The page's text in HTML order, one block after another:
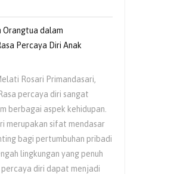
Orangtua dalam
Percaya Diri Anak
Rosari Primandasari,
percaya diri sangat
berbagai aspek kehidupan.
merupakan sifat mendasar
bagi pertumbuhan pribadi
lingkungan yang penuh
diri dapat menjadi